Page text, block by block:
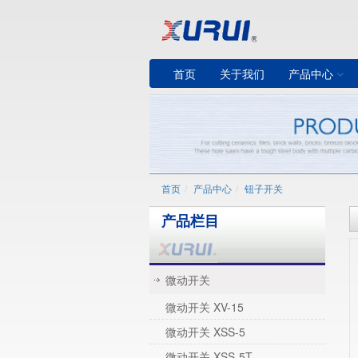
首页 关于我们 产品中心
首页 产品中心 钮子开关
产品栏目
微动开关
微动开关 XV-15
微动开关 XSS-5